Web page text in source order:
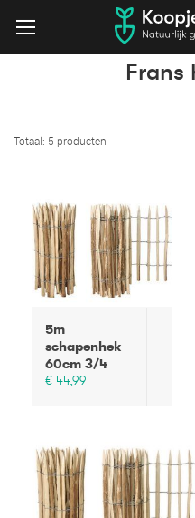
Frans
Totaal: 5 producten
5m
schapenhek
60cm 3/4
€ 44,99